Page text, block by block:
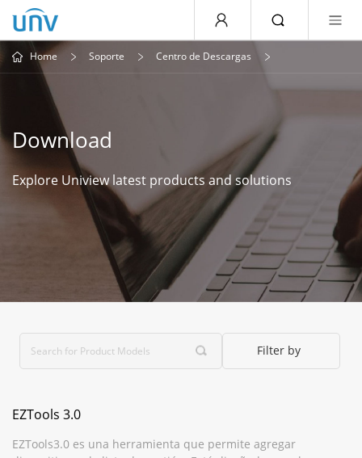
Home Soporte Centro de Descargas
Download
Explore Uniview latest products and solutions
Filter by
EZTools 3.0
EZTools3.0 es una herramienta que permite agregar